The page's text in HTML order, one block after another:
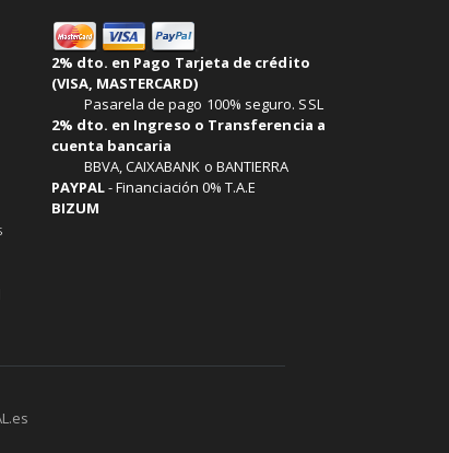
2% dto. en Pago Tarjeta de crédito
(VISA, MASTERCARD)
Pasarela de pago 100% seguro. SSL
2% dto. en Ingreso o Transferencia a
cuenta bancaria
BBVA, CAIXABANK o BANTIERRA
PAYPAL-Financiación 0% T.A.E
BIZUM